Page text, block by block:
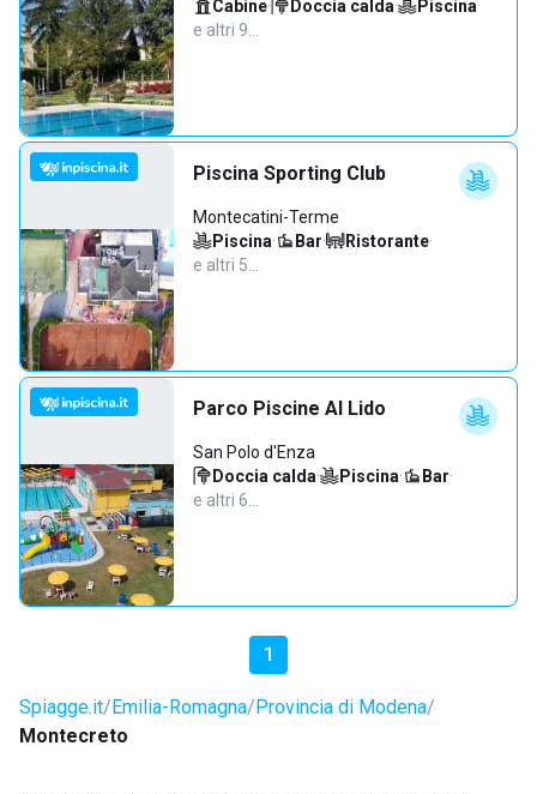
Cabine· Doccia calda· Piscina·
e altri 9…
Piscina Sporting Club
Montecatini-Terme
Piscina· Bar· Ristorante·
e altri 5…
Parco Piscine Al Lido
San Polo d'Enza
Doccia calda· Piscina· Bar·
e altri 6…
1
Spiagge.it Emilia-Romagna Provincia di Modena
Montecreto